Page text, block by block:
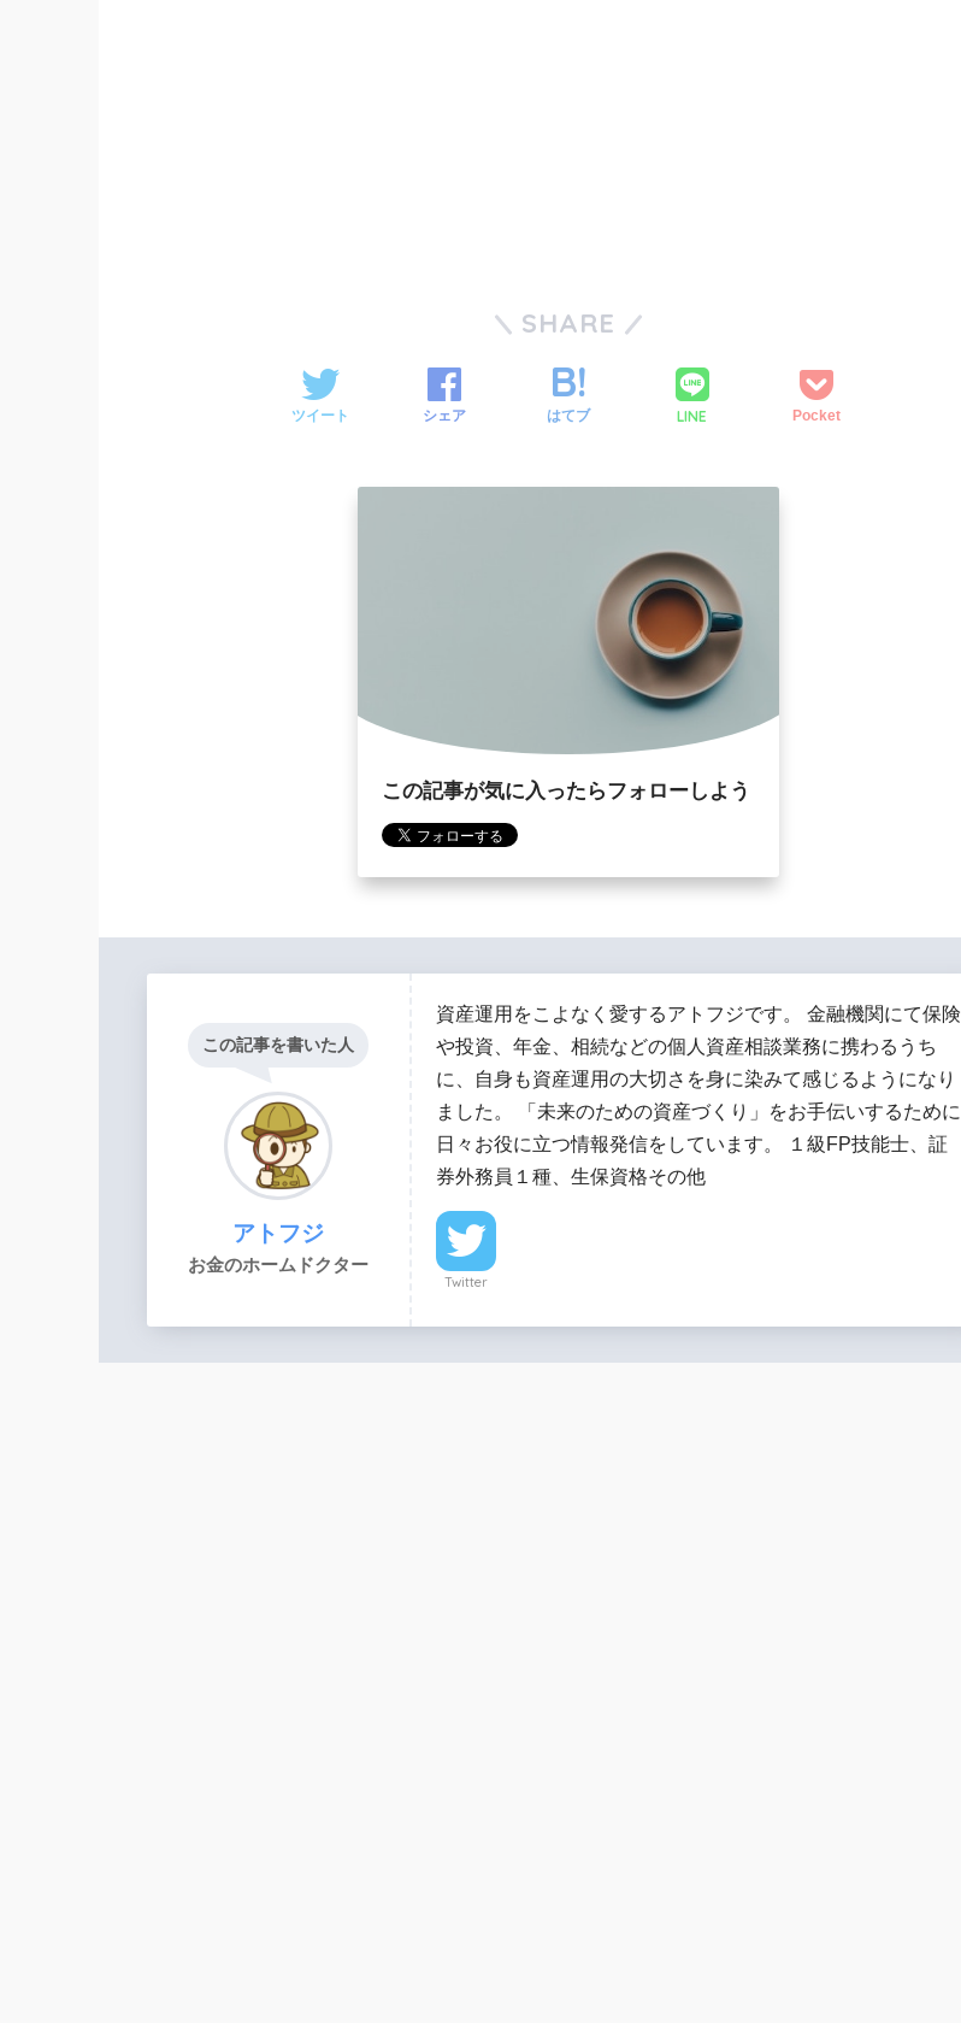
SHARE
ツイート シェア はてブ LINE Pocket
この記事が気に入ったらフォローしよう
この記事を書いた人
アトフジ
お金のホームドクター
資産運用をこよなく愛するアトフジです。 金融機関にて保険
や投資、年金、相続などの個人資産相談業務に携わるうち
に、自身も資産運用の大切さを身に染みて感じるようになり
ました。 「未来のための資産づくり」をお手伝いするために
日々お役に立つ情報発信をしています。 １級FP技能士、証
券外務員１種、生保資格その他
Twitter